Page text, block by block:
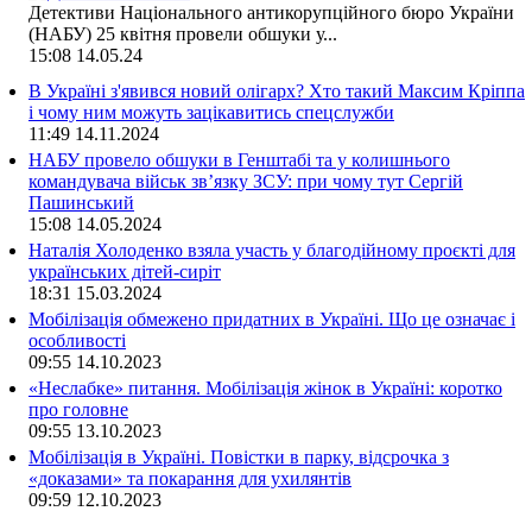
Детективи Національного антикорупційного бюро України
(НАБУ) 25 квітня провели обшуки у...
15:08 14.05.24
В Україні з'явився новий олігарх? Хто такий Максим Кріппа
і чому ним можуть зацікавитись спецслужби
11:49 14.11.2024
НАБУ провело обшуки в Генштабі та у колишнього
командувача військ зв’язку ЗСУ: при чому тут Сергій
Пашинський
15:08 14.05.2024
Наталія Холоденко взяла участь у благодійному проєкті для
українських дітей-сиріт
18:31 15.03.2024
Мобілізація обмежено придатних в Україні. Що це означає і
особливості
09:55 14.10.2023
«Неслабке» питання. Мобілізація жінок в Україні: коротко
про головне
09:55 13.10.2023
Мобілізація в Україні. Повістки в парку, відсрочка з
«доказами» та покарання для ухилянтів
09:59 12.10.2023